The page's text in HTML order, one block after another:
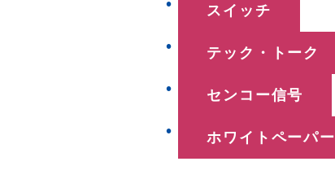
スイッチ
テック・トーク
センコー信号
ホワイトペーパー